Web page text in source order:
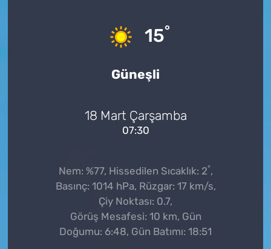
15°
Güneşli
18 Mart Çarşamba
07:30
Nem: %77, Hissedilen Sıcaklık: 2°,
Basınç: 1014 hPa, Rüzgar: 17 km/s,
Çiy Noktası: 0.7,
Görüş Mesafesi: 10 km, Gün
Doğumu: 6:48, Gün Batımı: 18:51